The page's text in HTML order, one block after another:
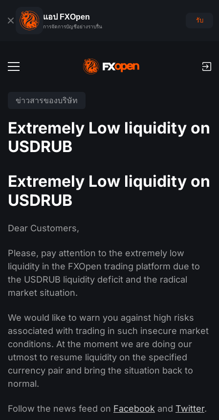
แอป FXOpen
การจัดการบัญชีอย่างราบรื่น
รับ
บัญชีฟอเร็กซ์เดโม
ค่าคอมมิชชั่นและสว๊อป
การชำระเงิน
การจัดอันดับบัญชี PAMM
Masters และ Followers
เครื่องมือของเทรดเดอร์
ฟอเร็กซ์
สินค้าโภคภัณฑ์
ยหุ้น
ETF
สกุลเงินดิจิตอล
แพลตฟอร์มเทรด
การเปรียบเทียบ
iOS FXOpen App
VPS
ปฏิทินเศรษฐกิจ
ข่าวสารและการวิเคราะห์
ปฏิทินเงินปันผล
ศูนย์ช่วยเหลือ
การเทรด CFD คืออะไร?
การเทรด ECN คืออะไร?
โบรกเกอร์ฟอเร็กซ์คืออะไร?
ข่าวบริษัท
ทำไมเรา?
ประวัติศาสตร์
ติดต่อเรา
ข่าวสารของบริษัท
Extremely Low liquidity on
USDRUB
Extremely Low liquidity on
USDRUB
Dear Customers,
Please, pay attention to the extremely low
liquidity in the FXOpen trading platform due to
the USDRUB liquidity deficit and the radical
market situation.
We would like to warn you against high risks
associated with trading in such insecure market
conditions. At the moment we are doing our
utmost to resume liquidity on the specified
currency pair and bring the situation back to
normal.
Follow the news feed on Facebook and Twitter.